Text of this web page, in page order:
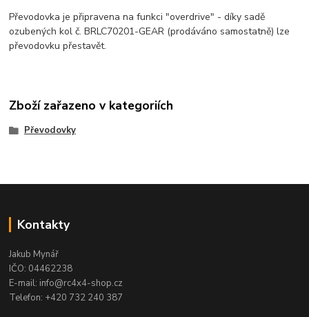
Převodovka je připravena na funkci "overdrive" - díky sadě
ozubených kol č. BRLC70201-GEAR (prodáváno samostatně) lze
převodovku přestavět.
Zboží zařazeno v kategoriích
Převodovky
Kontakty
Jakub Mynář
IČO: 04462238
E-mail: info@rc4x4-shop.cz
Telefon: +420 732 240 387